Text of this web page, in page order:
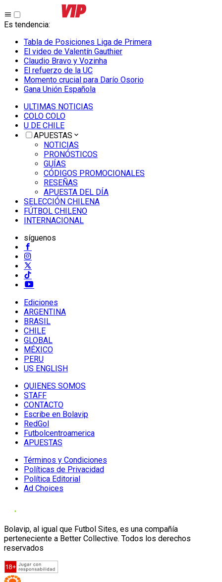
Es tendencia:
Tabla de Posiciones Liga de Primera
El video de Valentín Gauthier
Claudio Bravo y Vozinha
El refuerzo de la UC
Momento crucial para Darío Osorio
Gana Unión Española
ULTIMAS NOTICIAS
COLO COLO
U DE CHILE
APUESTAS
NOTICIAS
PRONÓSTICOS
GUÍAS
CÓDIGOS PROMOCIONALES
RESEÑAS
APUESTA DEL DÍA
SELECCIÓN CHILENA
FÚTBOL CHILENO
INTERNACIONAL
síguenos
Ediciones
ARGENTINA
BRASIL
CHILE
GLOBAL
MÉXICO
PERU
US ENGLISH
QUIENES SOMOS
STAFF
CONTACTO
Escribe en Bolavip
RedGol
Futbolcentroamerica
APUESTAS
Términos y Condiciones
Políticas de Privacidad
Política Editorial
Ad Choices
Bolavip, al igual que Futbol Sites, es una compañía
perteneciente a Better Collective. Todos los derechos
reservados